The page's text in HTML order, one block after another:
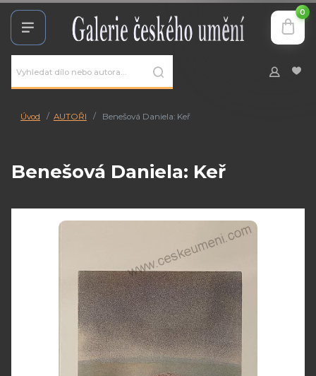
0
Úvod AUTOŘI Benešová Daniela: Keř
Benešová Daniela: Keř